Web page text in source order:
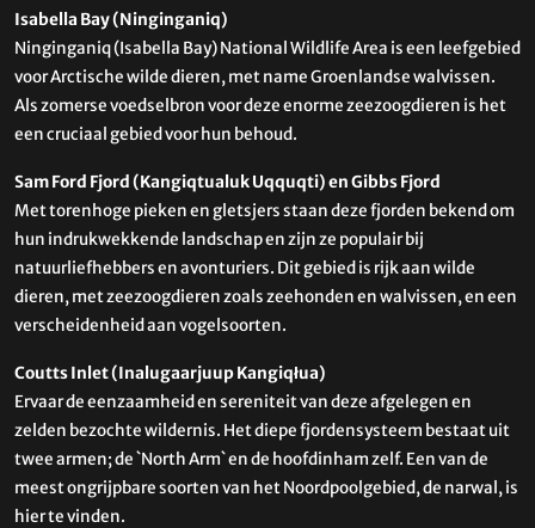
Isabella Bay (Ninginganiq)
Ninginganiq (Isabella Bay) National Wildlife Area is een leefgebied
voor Arctische wilde dieren, met name Groenlandse walvissen.
Als zomerse voedselbron voor deze enorme zeezoogdieren is het
een cruciaal gebied voor hun behoud.
Sam Ford Fjord (Kangiqtualuk Uqquqti) en Gibbs Fjord
Met torenhoge pieken en gletsjers staan ​​deze fjorden bekend om
hun indrukwekkende landschap en zijn ze populair bij
natuurliefhebbers en avonturiers. Dit gebied is rijk aan wilde
dieren, met zeezoogdieren zoals zeehonden en walvissen, en een
verscheidenheid aan vogelsoorten.
Coutts Inlet (Inalugaarjuup Kangiqłua)
Ervaar de eenzaamheid en sereniteit van deze afgelegen en
zelden bezochte wildernis. Het diepe fjordensysteem bestaat uit
twee armen; de `North Arm` en de hoofdinham zelf. Een van de
meest ongrijpbare soorten van het Noordpoolgebied, de narwal, is
hier te vinden.